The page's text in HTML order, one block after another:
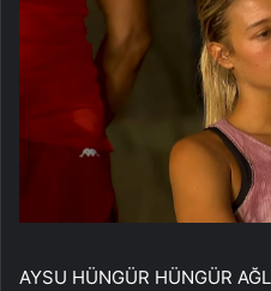
AYSU HÜNGÜR HÜNGÜR